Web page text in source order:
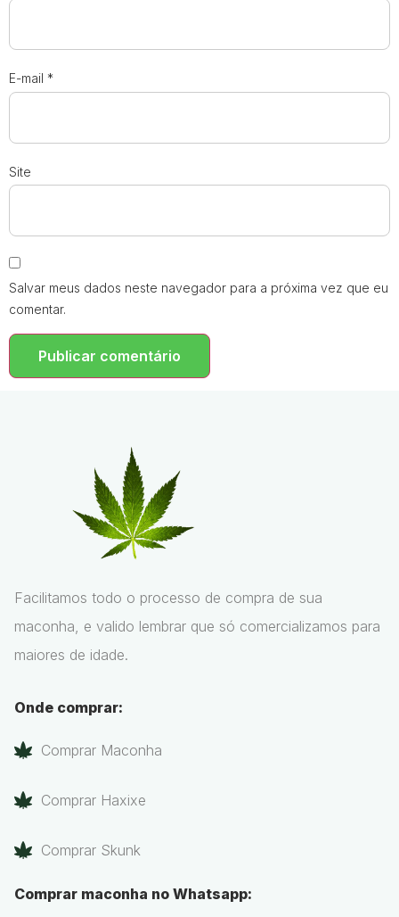
E-mail *
Site
Salvar meus dados neste navegador para a próxima vez que eu
comentar.
Facilitamos todo o processo de compra de sua
maconha, e valido lembrar que só comercializamos para
maiores de idade.
Onde comprar:
Comprar Maconha
Comprar Haxixe
Comprar Skunk
Comprar maconha no Whatsapp: